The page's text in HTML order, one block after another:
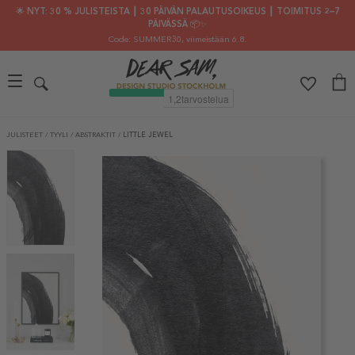
🌟 NYT: 30 % JULISTEISTA ┃ 30 PÄIVÄN PALAUTUSOIKEUS ┃ TOIMITUS 2–7
PÄIVÄSSÄ 📦✨
Code: SUMMER30, viimeistään 6.8.
JULISTEET / TYYLI / ABSTRAKTIT / LITTLE JEWEL